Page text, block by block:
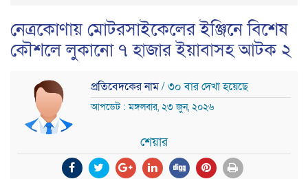
নেত্রকোণায় মোটরসাইকেলের ইঞ্জিনে বিশেষ
কৌশলে লুকানো ৭ হাজার ইয়াবাসহ আটক ২
প্রতিবেদকের নাম/ ৩০ বার দেখা হয়েছে
আপডেট : মঙ্গলবার, ২৩ জুন, ২০২৬
শেয়ার